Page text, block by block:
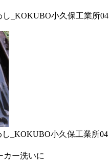
カー洗いに